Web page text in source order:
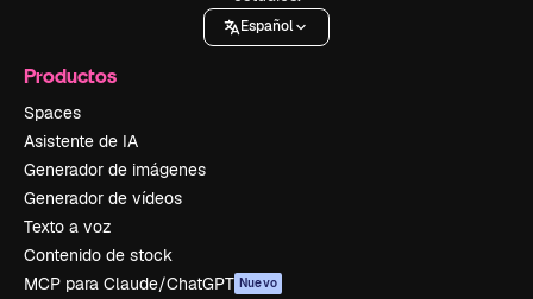
Español
Productos
Spaces
Asistente de IA
Generador de imágenes
Generador de vídeos
Texto a voz
Contenido de stock
MCP para Claude/ChatGPT Nuevo